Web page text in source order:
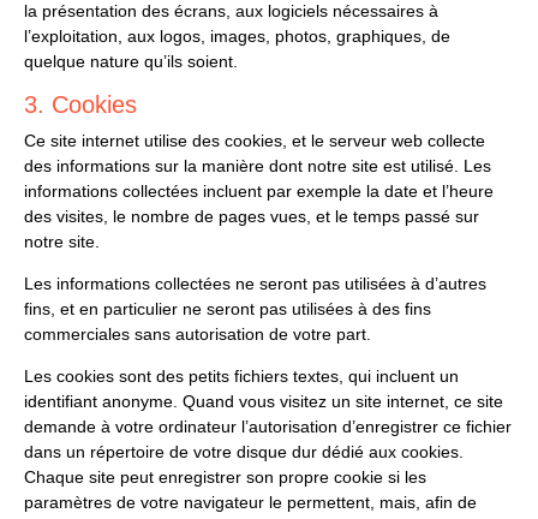
la présentation des écrans, aux logiciels nécessaires à
l’exploitation, aux logos, images, photos, graphiques, de
quelque nature qu’ils soient.
3. Cookies
Ce site internet utilise des cookies, et le serveur web collecte
des informations sur la manière dont notre site est utilisé. Les
informations collectées incluent par exemple la date et l’heure
des visites, le nombre de pages vues, et le temps passé sur
notre site.
Les informations collectées ne seront pas utilisées à d’autres
fins, et en particulier ne seront pas utilisées à des fins
commerciales sans autorisation de votre part.
Les cookies sont des petits fichiers textes, qui incluent un
identifiant anonyme. Quand vous visitez un site internet, ce site
demande à votre ordinateur l’autorisation d’enregistrer ce fichier
dans un répertoire de votre disque dur dédié aux cookies.
Chaque site peut enregistrer son propre cookie si les
paramètres de votre navigateur le permettent, mais, afin de